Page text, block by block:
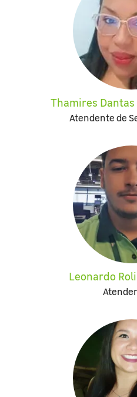
Thamires
Atendente de
Leonardo